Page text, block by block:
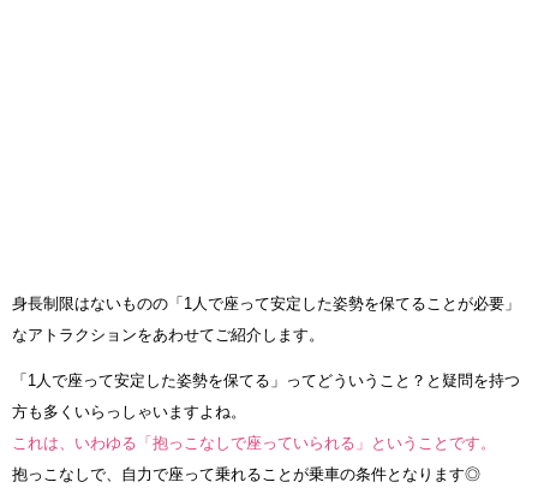
身長制限はないものの「1人で座って安定した姿勢を保てることが必要」
なアトラクションをあわせてご紹介します。
「1人で座って安定した姿勢を保てる」ってどういうこと？と疑問を持つ
方も多くいらっしゃいますよね。
これは、いわゆる「抱っこなしで座っていられる」ということです。
抱っこなしで、自力で座って乗れることが乗車の条件となります◎